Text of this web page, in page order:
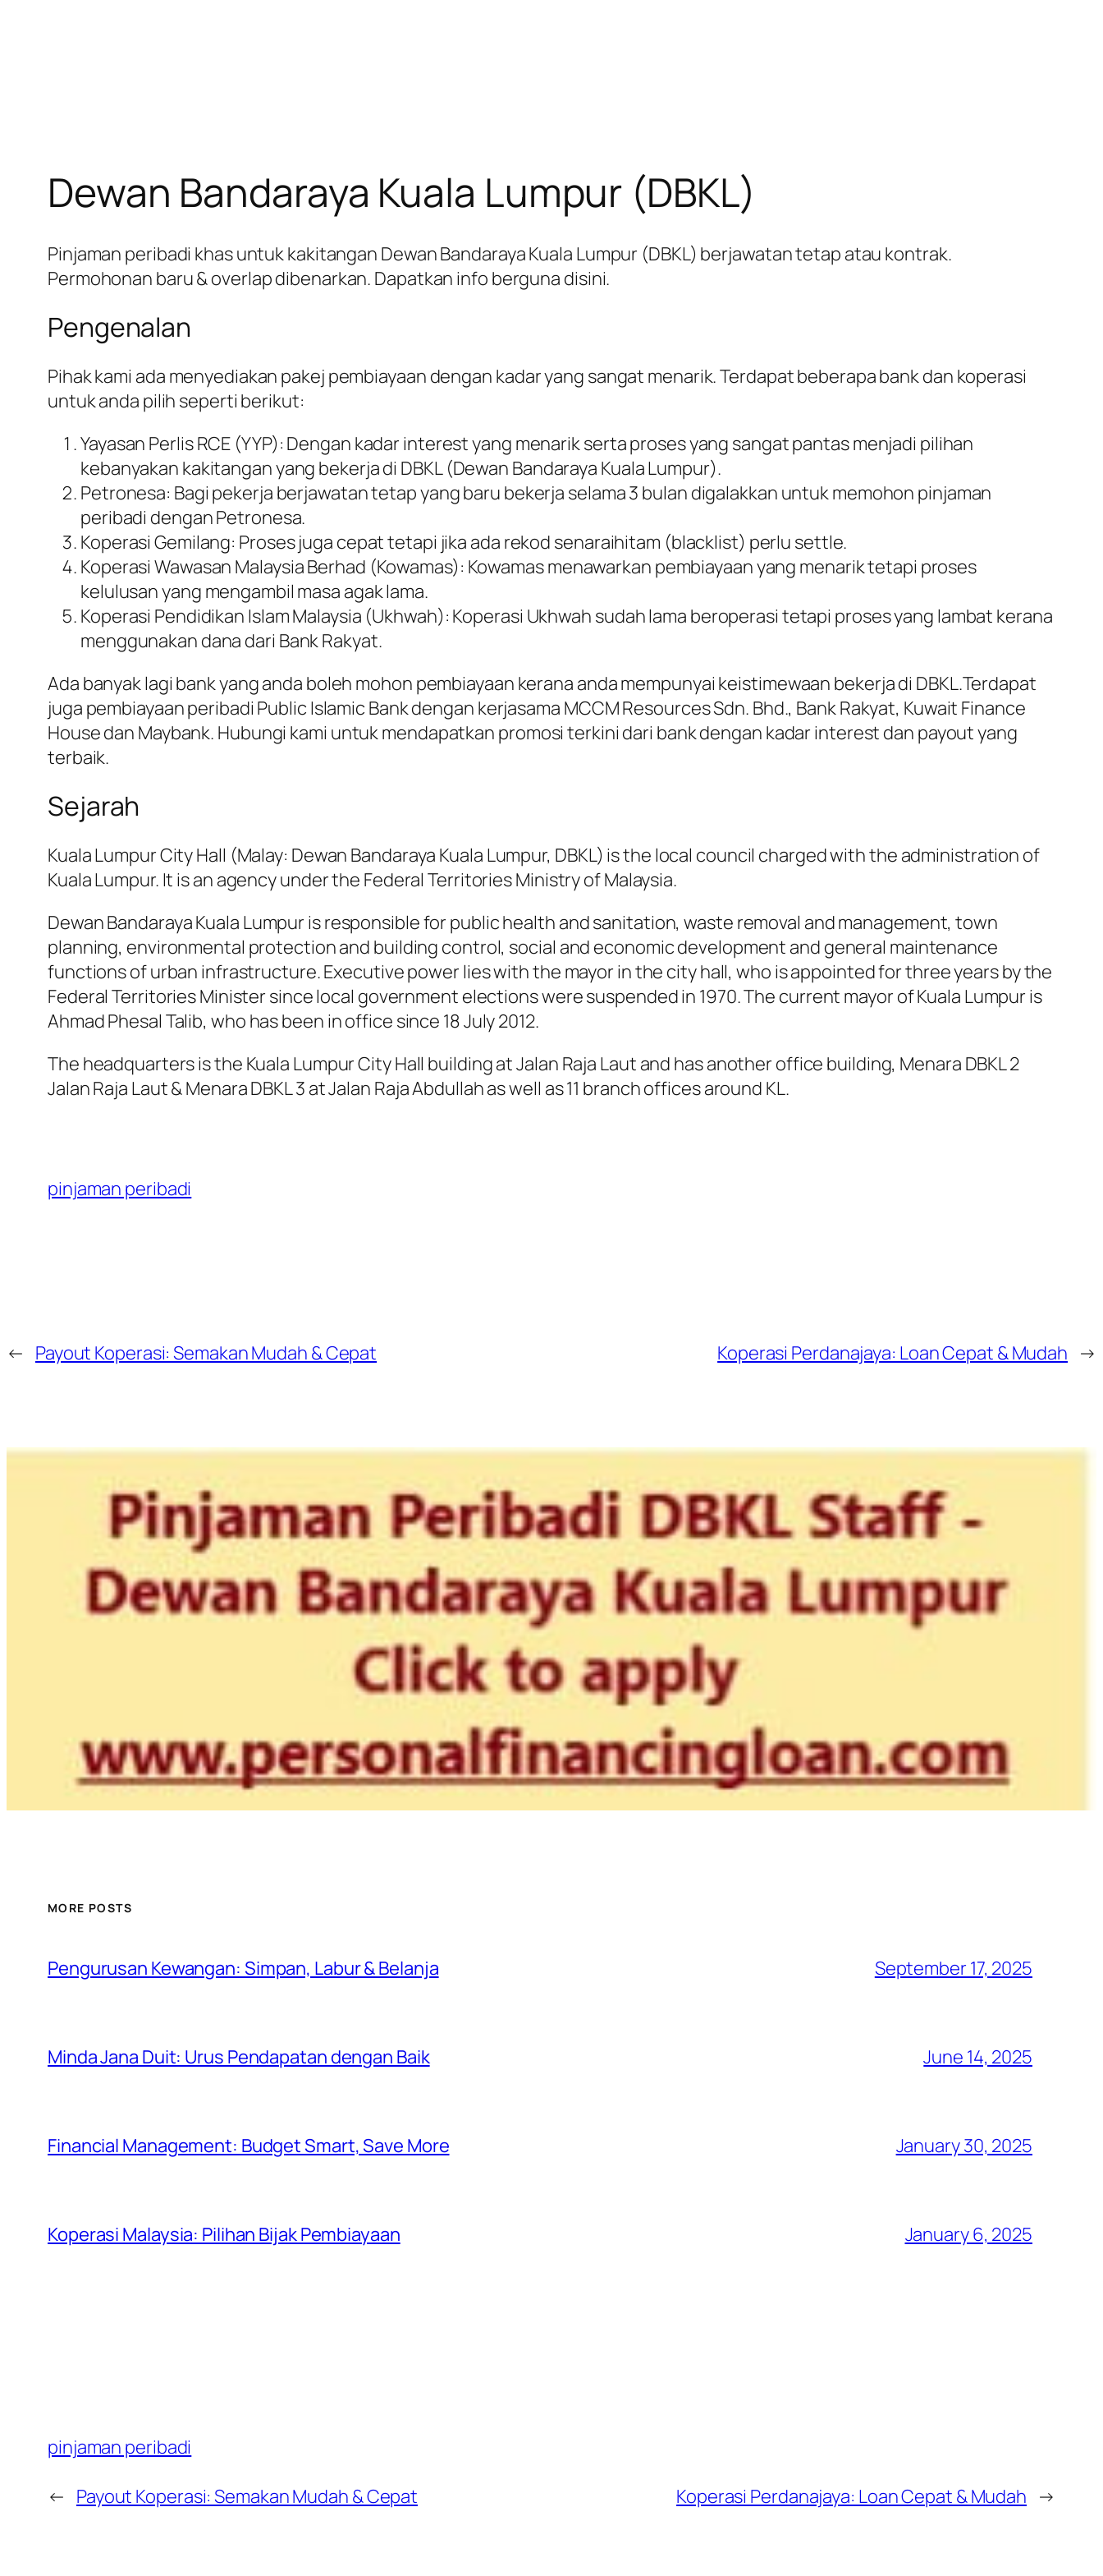
Dewan Bandaraya Kuala Lumpur (DBKL)
Pinjaman peribadi khas untuk kakitangan Dewan Bandaraya Kuala Lumpur (DBKL) berjawatan tetap atau kontrak.
Permohonan baru & overlap dibenarkan. Dapatkan info berguna disini.
Pengenalan
Pihak kami ada menyediakan pakej pembiayaan dengan kadar yang sangat menarik. Terdapat beberapa bank dan koperasi
untuk anda pilih seperti berikut:
Yayasan Perlis RCE (YYP): Dengan kadar interest yang menarik serta proses yang sangat pantas menjadi pilihan
kebanyakan kakitangan yang bekerja di DBKL (Dewan Bandaraya Kuala Lumpur).
Petronesa: Bagi pekerja berjawatan tetap yang baru bekerja selama 3 bulan digalakkan untuk memohon pinjaman
peribadi dengan Petronesa.
Koperasi Gemilang: Proses juga cepat tetapi jika ada rekod senaraihitam (blacklist) perlu settle.
Koperasi Wawasan Malaysia Berhad (Kowamas): Kowamas menawarkan pembiayaan yang menarik tetapi proses
kelulusan yang mengambil masa agak lama.
Koperasi Pendidikan Islam Malaysia (Ukhwah): Koperasi Ukhwah sudah lama beroperasi tetapi proses yang lambat kerana
menggunakan dana dari Bank Rakyat.
Ada banyak lagi bank yang anda boleh mohon pembiayaan kerana anda mempunyai keistimewaan bekerja di DBKL.Terdapat
juga pembiayaan peribadi Public Islamic Bank dengan kerjasama MCCM Resources Sdn. Bhd., Bank Rakyat, Kuwait Finance
House dan Maybank. Hubungi kami untuk mendapatkan promosi terkini dari bank dengan kadar interest dan payout yang
terbaik.
Sejarah
Kuala Lumpur City Hall (Malay: Dewan Bandaraya Kuala Lumpur, DBKL) is the local council charged with the administration of
Kuala Lumpur. It is an agency under the Federal Territories Ministry of Malaysia.
Dewan Bandaraya Kuala Lumpur is responsible for public health and sanitation, waste removal and management, town
planning, environmental protection and building control, social and economic development and general maintenance
functions of urban infrastructure. Executive power lies with the mayor in the city hall, who is appointed for three years by the
Federal Territories Minister since local government elections were suspended in 1970. The current mayor of Kuala Lumpur is
Ahmad Phesal Talib, who has been in office since 18 July 2012.
The headquarters is the Kuala Lumpur City Hall building at Jalan Raja Laut and has another office building, Menara DBKL 2
Jalan Raja Laut & Menara DBKL 3 at Jalan Raja Abdullah as well as 11 branch offices around KL.
pinjaman peribadi
← Payout Koperasi: Semakan Mudah & Cepat Koperasi Perdanajaya: Loan Cepat & Mudah →
MORE POSTS
Pengurusan Kewangan: Simpan, Labur & Belanja September 17, 2025
Minda Jana Duit: Urus Pendapatan dengan Baik June 14, 2025
Financial Management: Budget Smart, Save More January 30, 2025
Koperasi Malaysia: Pilihan Bijak Pembiayaan January 6, 2025
pinjaman peribadi
← Payout Koperasi: Semakan Mudah & Cepat Koperasi Perdanajaya: Loan Cepat & Mudah →